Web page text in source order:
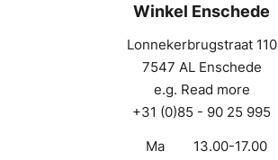
Winkel Enschede
Lonnekerbrugstraat 110
7547 AL Enschede
e.g. Read more
+31 (0)85 - 90 25 995
Ma
13.00-17.00